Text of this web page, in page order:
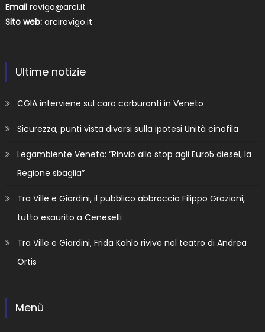
Email rovigo@arci.it
Sito web: arcirovigo.it
Ultime notizie
CGIA interviene sul caro carburanti in Veneto
Sicurezza, punti vista diversi sulla ipotesi Unità cinofila
Legambiente Veneto: “Rinvio allo stop agli Euro5 diesel, la
Regione sbaglia”
Tra Ville e Giardini, il pubblico abbraccia Filippo Graziani,
tutto esaurito a Ceneselli
Tra Ville e Giardini, Frida Kahlo rivive nel teatro di Andrea
Ortis
Menù